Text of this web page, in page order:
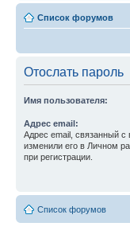
Список форумов
Отослать пароль
Имя пользователя:
Адрес email:
Адрес email, связанный
изменили его в Личном
при регистрации.
Список форумов